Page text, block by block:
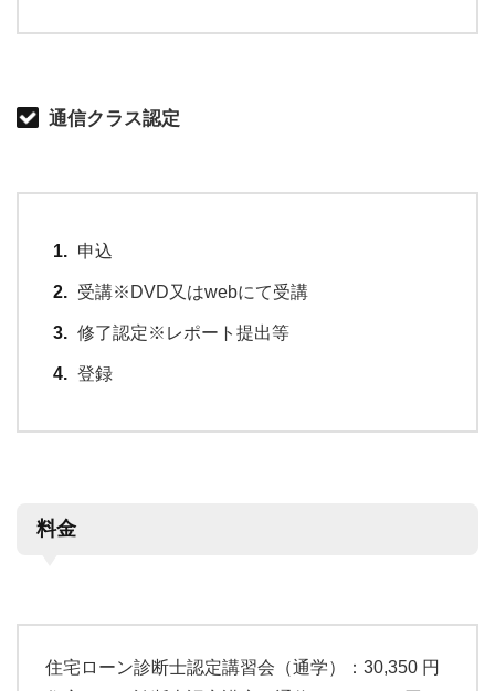
通信クラス認定
申込
受講※DVD又はwebにて受講
修了認定※レポート提出等
登録
料金
住宅ローン診断士認定講習会（通学）：30,350 円